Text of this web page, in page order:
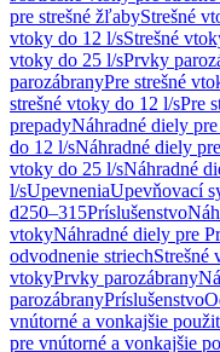
pre strešné žľabyStrešné
vtoky do 12 l/sStrešné
vtoky do 25 l/sPrvky
parozábranyPre strešné
strešné vtoky do 12 l/sPre
prepadyNáhradné diely
do 12 l/sNáhradné diely
vtoky do 25 l/sNáhradné
l/sUpevneniaUpevňovací
d250–315Príslušenstvo
vtokyNáhradné diely pre
odvodnenie striechStrešné
vtokyPrvky parozábrany
parozábranyPríslušenstvo
vnútorné a vonkajšie
pre vnútorné a vonkajšie